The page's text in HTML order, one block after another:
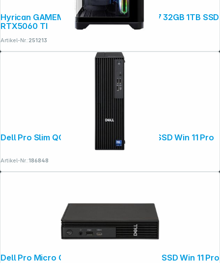
Hyrican GAMEMAX Hype-M 7917 Ryzen 7 32GB 1TB SSD
RTX5060 TI
Artikel-Nr.:251213
Dell Pro Slim QCS1250 CU5 16GB 512GB SSD Win 11 Pro
Artikel-Nr.:186848
Dell Pro Micro QCM1250 CU5 8GB 512GB SSD Win 11 Pro